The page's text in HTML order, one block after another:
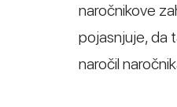
naročnikove
pojasnjuje, da
naročil